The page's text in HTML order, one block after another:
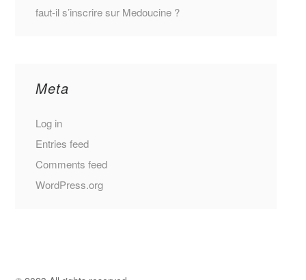
faut-il s’inscrire sur Medoucine ?
Meta
Log in
Entries feed
Comments feed
WordPress.org